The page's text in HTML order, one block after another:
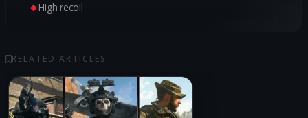
High recoil
RELATED ARTICLES